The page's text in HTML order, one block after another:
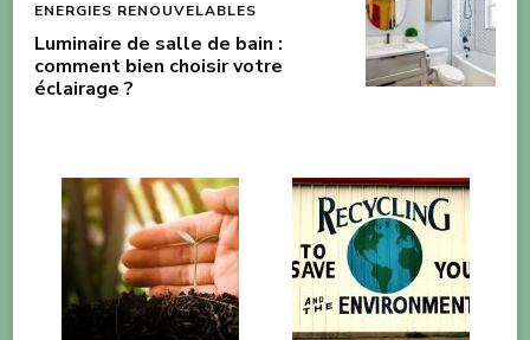
ENERGIES RENOUVELABLES
Luminaire de salle de bain :
comment bien choisir votre
éclairage ?